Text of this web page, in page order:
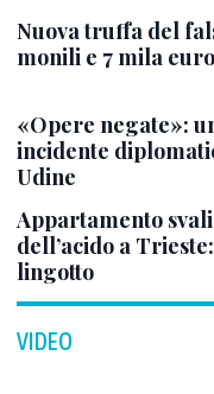
Nuova truffa del
monili e 7 mila
«Opere negate»:
incidente
Udine
Appartamento
dell’acido a
lingotto
VIDEO